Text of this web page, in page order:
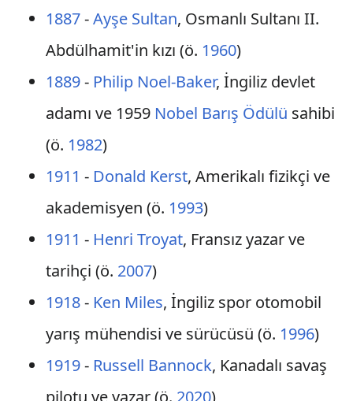
1887-Ayşe Sultan, Osmanlı Sultanı II.
Abdülhamit'in kızı (ö. 1960)
1889- Philip Noel-Baker, İngiliz devlet
adamı ve 1959 Nobel Barış Ödülü sahibi
(ö. 1982)
1911 - Donald Kerst, Amerikalı fizikçi ve
akademisyen (ö. 1993)
1911 - Henri Troyat, Fransız yazar ve
tarihçi (ö. 2007)
1918- Ken Miles, İngiliz spor otomobil
yarış mühendisi ve sürücüsü (ö. 1996)
1919- Russell Bannock, Kanadalı savaş
pilotu ve yazar (ö. 2020)